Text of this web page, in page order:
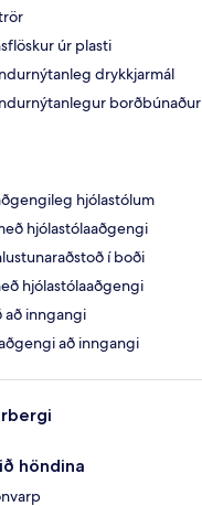
úr plasti
drykkjarmál
borðbúnaður
hjólastólum
hjólastólaaðgengi
í boði
hjólastólaaðgengi
að inngangi
að inngangi
höndina